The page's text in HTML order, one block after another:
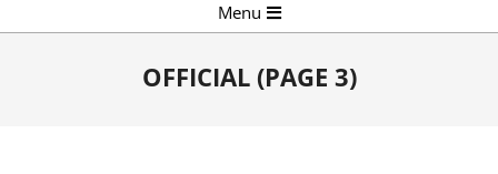
Navigation
Menu
OFFICIAL (PAGE 3)